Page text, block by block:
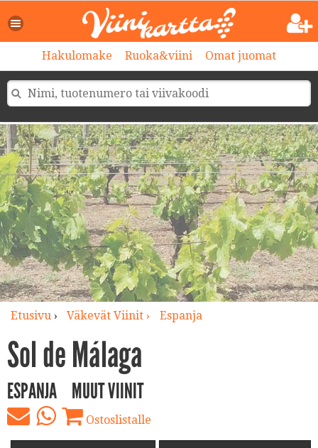
Hakulomake Ruoka&viini Omat juomat
Etusivu› Väkevät Viinit › Espanja
Sol de Málaga
ESPANJA MUUT VIINIT
Ostoslistalle